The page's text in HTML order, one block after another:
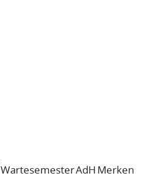
WartesemesterAdH Merken